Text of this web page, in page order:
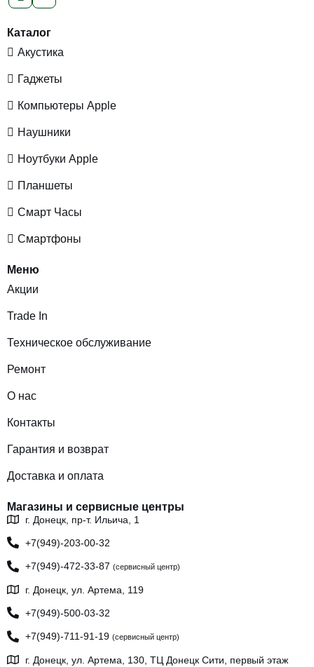
Каталог
Акустика
Гаджеты
Компьютеры Apple
Наушники
Ноутбуки Apple
Планшеты
Смарт Часы
Смартфоны
Меню
Акции
Trade In
Техническое обслуживание
Ремонт
О нас
Контакты
Гарантия и возврат
Доставка и оплата
Магазины и сервисные центры
г. Донецк, пр-т. Ильича, 1
+7(949)-203-00-32
+7(949)-472-33-87(сервисный центр)
г. Донецк, ул. Артема, 119
+7(949)-500-03-32
+7(949)-711-91-19(сервисный центр)
г. Донецк, ул. Артема, 130, ТЦ Донецк Сити, первый этаж